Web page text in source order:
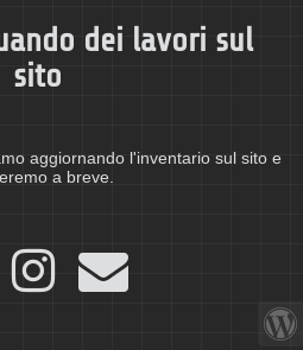
dei lavori sul
sito
aggiornando l'inventario sul sito e
a breve.